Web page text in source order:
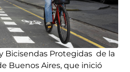
Bicisendas Protegidas de la
Buenos Aires, que inició